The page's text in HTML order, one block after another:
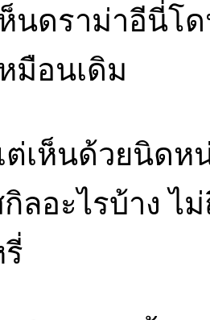
ห็นดราม่าอีนี่โ
มือนเดิม
ต่เห็นด้วยนิดห
ลอะไรบ้าง ไ